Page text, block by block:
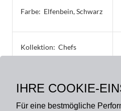
IHRE COOKIE-
Für eine bestmögliche
Farbe: Elfenbein, Schwarz
Kollektion: Chefs
Clipverschluss